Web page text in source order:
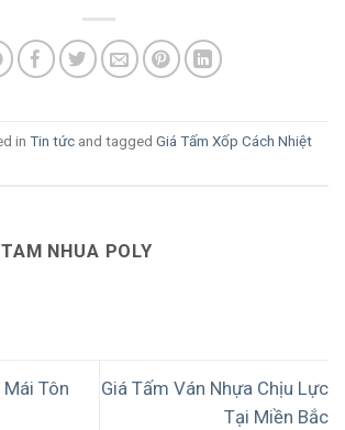
in Tin tức and tagged Giá Tấm Xốp Cách Nhiệt
TAM NHUA POLY
Tôn
Giá Tấm Ván Nhựa Chịu Lực
Tại Miền Bắc